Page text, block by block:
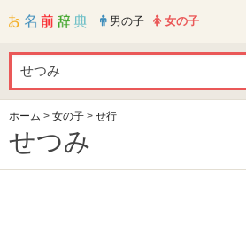
男の子 女の子
ホーム > 女の子 > せ行
せつみ